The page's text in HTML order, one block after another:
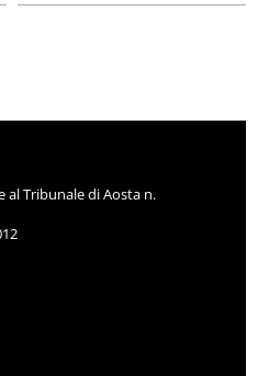
Tribunale di Aosta n.